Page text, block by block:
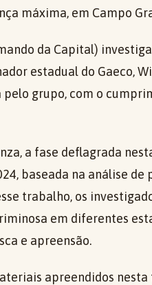
máxima, em Campo
da Capital)
estadual do Gaeco,
grupo, com o
a fase deflagrada
baseada na análise de
trabalho, os
em diferentes
e apreensão.
apreendidos nesta